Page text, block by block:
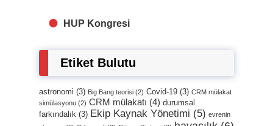
HUP Kongresi
Etiket Bulutu
astronomi (3) Big Bang teorisi (2) Covid-19 (3) CRM mülakat
simülasyonu (2) CRM mülakatı (4) durumsal
farkındalık (3) Ekip Kaynak Yönetimi (5) evrenin